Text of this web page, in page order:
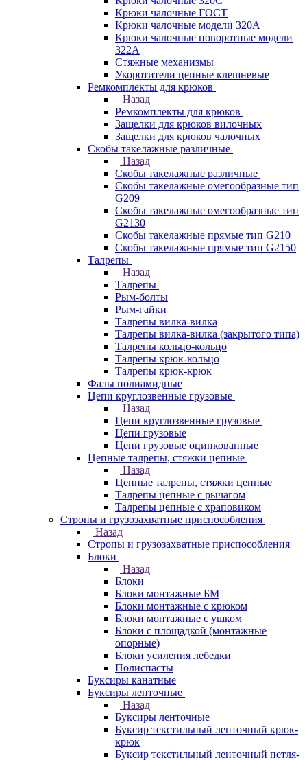
Крюки чалочные ГОСТ
Крюки чалочные модели 320А
Крюки чалочные поворотные модели
322А
Стяжные механизмы
Укоротители цепные клешневые
Ремкомплекты для крюков
Назад
Ремкомплекты для крюков
Защелки для крюков вилочных
Защелки для крюков чалочных
Скобы такелажные различные
Назад
Скобы такелажные различные
Скобы такелажные омегообразные тип
G209
Скобы такелажные омегообразные тип
G2130
Скобы такелажные прямые тип G210
Скобы такелажные прямые тип G2150
Талрепы
Назад
Талрепы
Рым-болты
Рым-гайки
Талрепы вилка-вилка
Талрепы вилка-вилка (закрытого типа)
Талрепы кольцо-кольцо
Талрепы крюк-кольцо
Талрепы крюк-крюк
Фалы полиамидные
Цепи круглозвенные грузовые
Назад
Цепи круглозвенные грузовые
Цепи грузовые
Цепи грузовые оцинкованные
Цепные талрепы, стяжки цепные
Назад
Цепные талрепы, стяжки цепные
Талрепы цепные с рычагом
Талрепы цепные с храповиком
Стропы и грузозахватные приспособления
Назад
Стропы и грузозахватные приспособления
Блоки
Назад
Блоки
Блоки монтажные БМ
Блоки монтажные с крюком
Блоки монтажные с ушком
Блоки с площадкой (монтажные
опорные)
Блоки усиления лебедки
Полиспасты
Буксиры канатные
Буксиры ленточные
Назад
Буксиры ленточные
Буксир текстильный ленточный крюк-
крюк
Буксир текстильный ленточный петля-